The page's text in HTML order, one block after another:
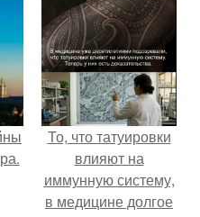
То, что татуировки
влияют на
иммунную систему,
в медицине долгое